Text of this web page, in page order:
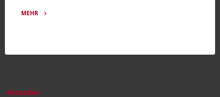
Bremerhaven
MEHR
Aktuelles